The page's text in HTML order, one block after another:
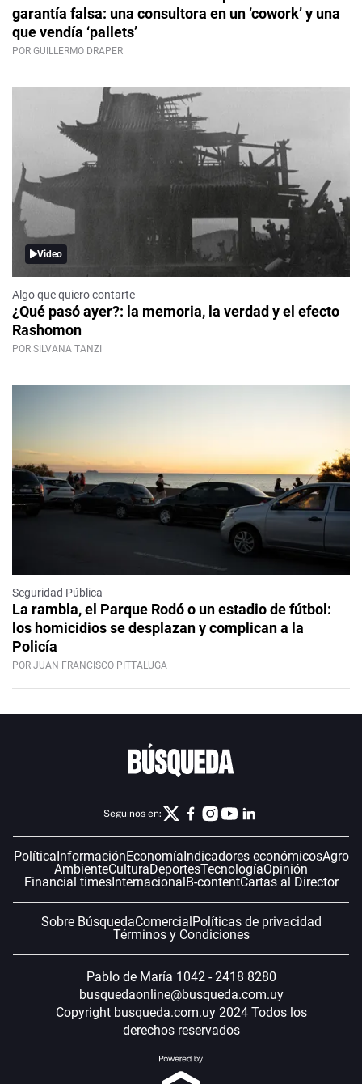
garantía falsa: una consultora en un ‘cowork’ y una
que vendía ‘pallets’
POR GUILLERMO DRAPER
Video
Algo que quiero contarte
¿Qué pasó ayer?: la memoria, la verdad y el efecto
Rashomon
POR SILVANA TANZI
Seguridad Pública
La rambla, el Parque Rodó o un estadio de fútbol:
los homicidios se desplazan y complican a la
Policía
POR JUAN FRANCISCO PITTALUGA
Seguinos en:
PolíticaInformaciónEconomíaIndicadores económicosAgro
AmbienteCulturaDeportesTecnologíaOpinión
Financial timesInternacionalB-contentCartas al Director
Sobre BúsquedaComercialPolíticas de privacidad
Términos y Condiciones
Pablo de María 1042 - 2418 8280
busquedaonline@busqueda.com.uy
Copyright busqueda.com.uy 2024 Todos los
derechos reservados